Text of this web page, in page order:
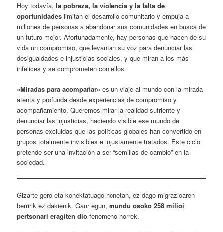
Hoy todavía, la pobreza, la violencia y la falta de
oportunidades limitan el desarrollo comunitario y empuja a
millones de personas a abandonar sus comunidades en busca de
un futuro mejor. Afortunadamente, hay personas que hacen de su
vida un compromiso, que levantan su voz para denunciar las
desigualdades e injusticias sociales, y que miran a los más
infelices y se comprometen con ellos.
«Miradas para acompañar» es un viaje al mundo con la mirada
atenta y profunda desde experiencias de compromiso y
acompañamiento. Queremos mirar la realidad sufriente y
denunciar las injusticias, haciendo visible ese mundo de
personas excluidas que las políticas globales han convertido en
grupos totalmente invisibles e injustamente tratados. Este ciclo
pretende ser una invitación a ser “semillas de cambio” en la
sociedad.
Gizarte gero eta konektatuago honetan, ez dago migrazioaren
berririk ez dakienik. Gaur egun,mundu osoko 258 milioi
pertsonari eragiten dio fenomeno horrek.